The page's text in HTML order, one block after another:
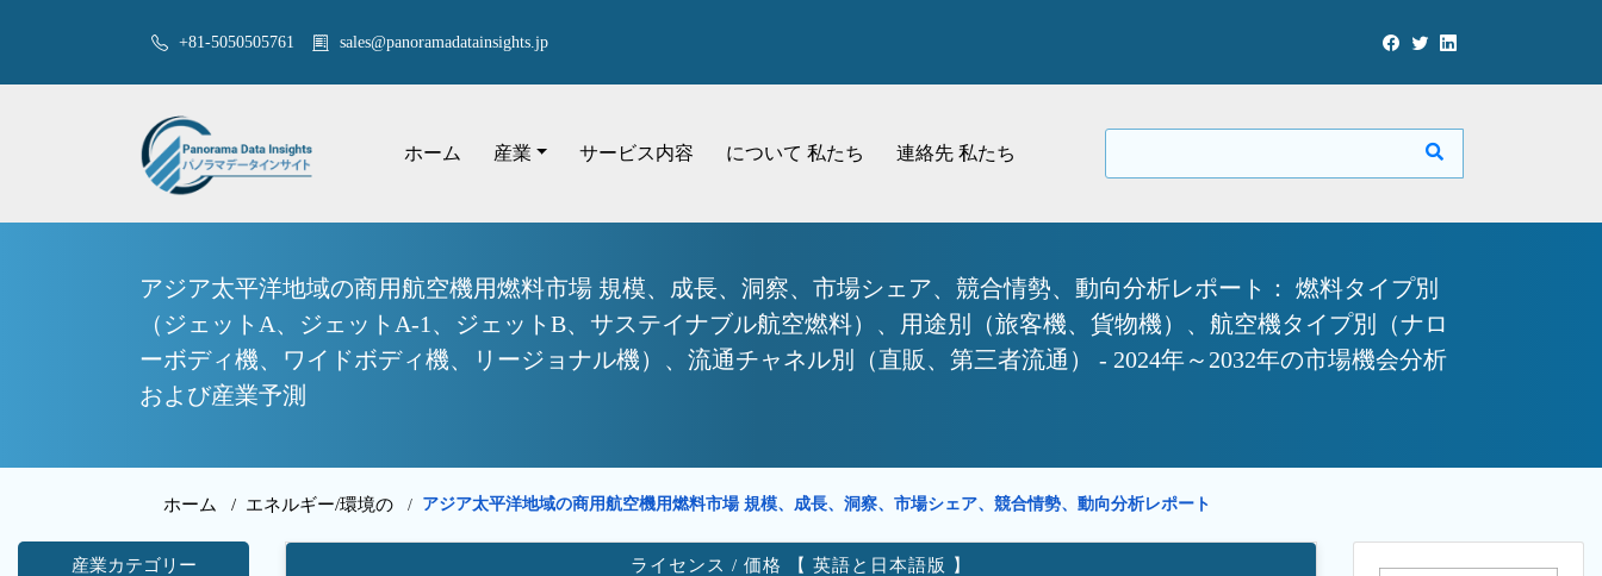
+81-5050505761 sales@panoramadatainsights.jp
ホーム 産業 サービス内容 について 私たち 連絡先 私たち
アジア太平洋地域の商用航空機用燃料市場 規模、成長、洞察、市場シェア、競合情勢、動向分析レポート： 燃料タイプ別
（ジェットA、ジェットA-1、ジェットB、サステイナブル航空燃料）、用途別（旅客機、貨物機）、航空機タイプ別（ナロ
ーボディ機、ワイドボディ機、リージョナル機）、流通チャネル別（直販、第三者流通） - 2024年～2032年の市場機会分析
および産業予測
ホーム / エネルギー/環境の / アジア太平洋地域の商用航空機用燃料市場 規模、成長、洞察、市場シェア、競合情勢、動向分析レポート
産業カテゴリー ライセンス / 価格 【 英語と日本語版 】